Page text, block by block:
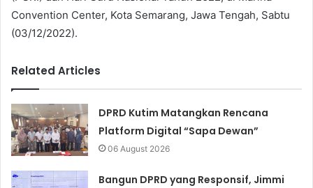
Convention Center, Kota Semarang, Jawa Tengah, Sabtu
(03/12/2022).
Related Articles
DPRD Kutim Matangkan Rencana
Platform Digital “Sapa Dewan”
06 August 2026
Bangun DPRD yang Responsif, Jimmi